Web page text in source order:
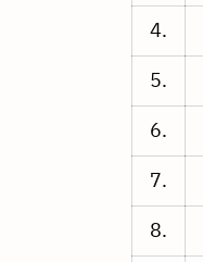
4.
5.
6.
7.
8.